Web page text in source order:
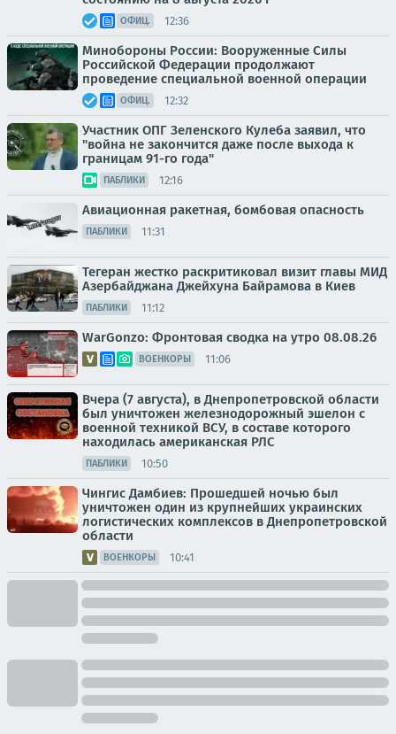
ОФИЦ. 12:36
Минобороны России: Вооруженные Силы
Российской Федерации продолжают
проведение специальной военной операции
ОФИЦ. 12:32
Участник ОПГ Зеленского Кулеба заявил, что
"война не закончится даже после выхода к
границам 91-го года"
ПАБЛИКИ 12:16
Авиационная ракетная, бомбовая опасность
ПАБЛИКИ 11:31
Тегеран жестко раскритиковал визит главы МИД
Азербайджана Джейхуна Байрамова в Киев
ПАБЛИКИ 11:12
WarGonzo: Фронтовая сводка на утро 08.08.26
ВОЕНКОРЫ 11:06
Вчера (7 августа), в Днепропетровской области
был уничтожен железнодорожный эшелон с
военной техникой ВСУ, в составе которого
находилась американская РЛС
ПАБЛИКИ 10:50
Чингис Дамбиев: Прошедшей ночью был
уничтожен один из крупнейших украинских
логистических комплексов в Днепропетровской
области
ВОЕНКОРЫ 10:41